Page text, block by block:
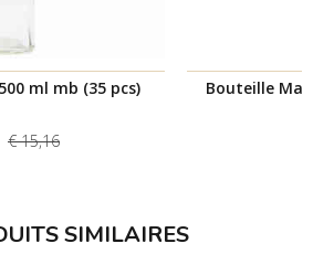
ml mb (35 pcs)
€ 15,16
Bouteille
SIMILAIRES